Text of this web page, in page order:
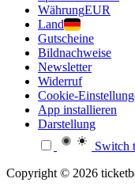
WährungEUR
Land
Gutscheine
Bildnachweise
Newsletter
Widerruf
Cookie-
App installieren
Darstellung
Switch
Copyright © 2026